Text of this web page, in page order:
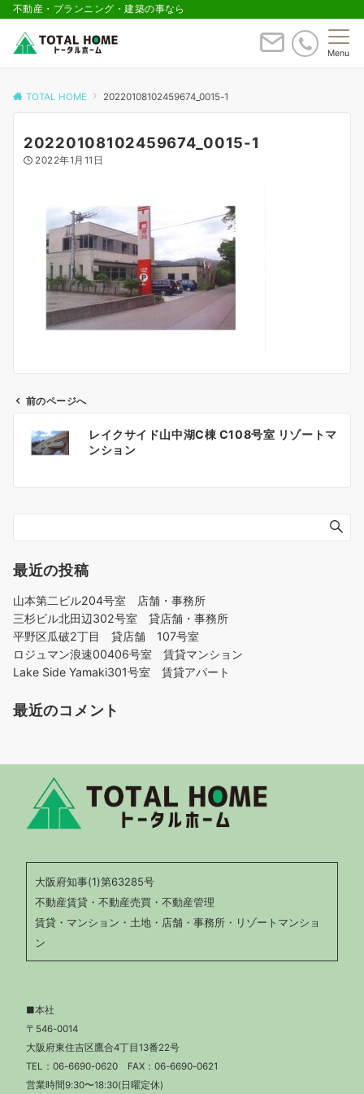
不動産・プランニング・建築の事なら
Menu
TOTAL HOME 20220108102459674_0015-1
20220108102459674_0015-1
2022年1月11日
シ
ョ
前のページへ
レイクサイド山中湖C棟 C108号室 リゾートマ
ンション
最近の投稿
山本第二ビル204号室 店舗・事務所
三杉ビル北田辺302号室 貸店舗・事務所
平野区瓜破2丁目 貸店舗 107号室
ロジュマン浪速00406号室 賃貸マンション
Lake Side Yamaki301号室 賃貸アパート
最近のコメント
大阪府知事(1)第63285号
不動産賃貸・不動産売買・不動産管理
賃貸・マンション・土地・店舗・事務所・リゾートマンショ
ン
■本社
〒546-0014
大阪府東住吉区鷹合4丁目13番22号
TEL： 06-6690-0620 FAX：06-6690-0621
営業時間9:30〜18:30(日曜定休)